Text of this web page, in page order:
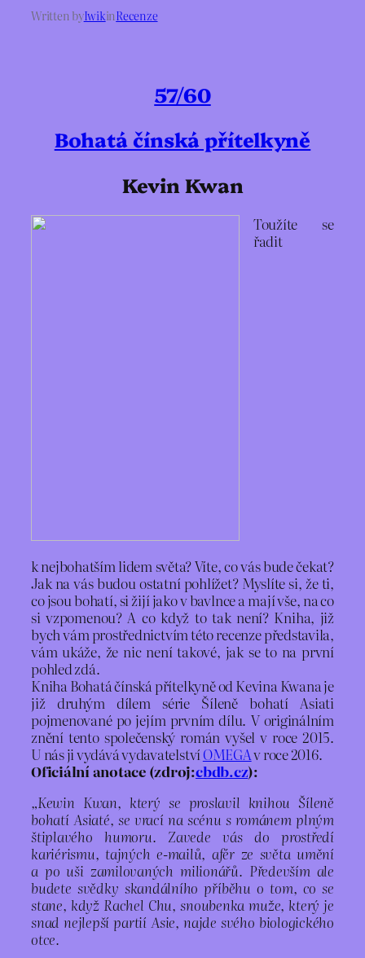
Written byIwikinRecenze
57/60
Bohatá čínská přítelkyně
Kevin Kwan
Toužíte se
řadit
k nejbohatším lidem světa? Víte, co vás bude čekat?
Jak na vás budou ostatní pohlížet? Myslíte si, že ti,
co jsou bohatí, si žijí jako v bavlnce a mají vše, na co
si vzpomenou? A co když to tak není? Kniha, již
bych vám prostřednictvím této recenze představila,
vám ukáže, že nic není takové, jak se to na první
pohled zdá.
Kniha Bohatá čínská přítelkyně od Kevina Kwana je
již druhým dílem série Šíleně bohatí Asiati
pojmenované po jejím prvním dílu. V originálním
znění tento společenský román vyšel v roce 2015.
U nás ji vydává vydavatelstvíOMEGAv roce 2016.
Oficiální anotace (zdroj:cbdb.cz):
„Kewin Kwan, který se proslavil knihou Šíleně
bohatí Asiaté, se vrací na scénu s románem plným
štiplavého humoru. Zavede vás do prostředí
kariérismu, tajných e-mailů, afér ze světa umění
a po uši zamilovaných milionářů. Především ale
budete svědky skandálního příběhu o tom, co se
stane, když Rachel Chu, snoubenka muže, který je
snad nejlepší partií Asie, najde svého biologického
otce.